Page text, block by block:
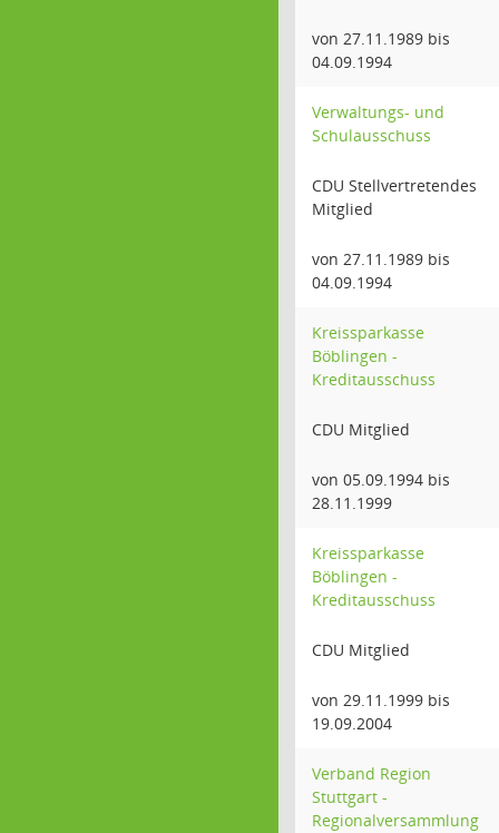
von 27.11.1989 bis
04.09.1994
Verwaltungs- und
Schulausschuss
CDU Stellvertretendes
Mitglied
von 27.11.1989 bis
04.09.1994
Kreissparkasse
Böblingen -
Kreditausschuss
CDU Mitglied
von 05.09.1994 bis
28.11.1999
Kreissparkasse
Böblingen -
Kreditausschuss
CDU Mitglied
von 29.11.1999 bis
19.09.2004
Verband Region
Stuttgart -
Regionalversammlung